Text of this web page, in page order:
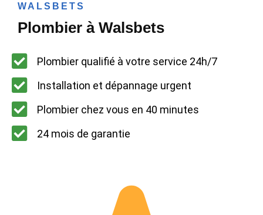
WALSBETS
Plombier à Walsbets
Plombier qualifié à votre service 24h/7
Installation et dépannage urgent
Plombier chez vous en 40 minutes
24 mois de garantie